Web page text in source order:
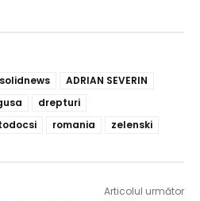
ADRIAN SEVERIN
drepturi
romania zelenski
Articolul următor